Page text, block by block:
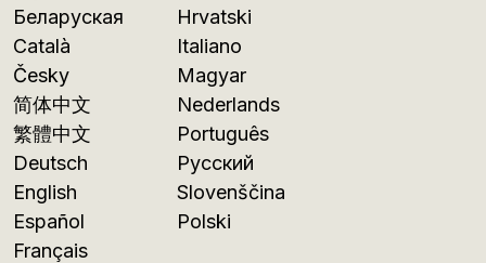
Беларуская
Català
Česky
简体中文
繁體中文
Deutsch
English
Español
Français
Hrvatski
Italiano
Magyar
Nederlands
Português
Русский
Slovenščina
Polski